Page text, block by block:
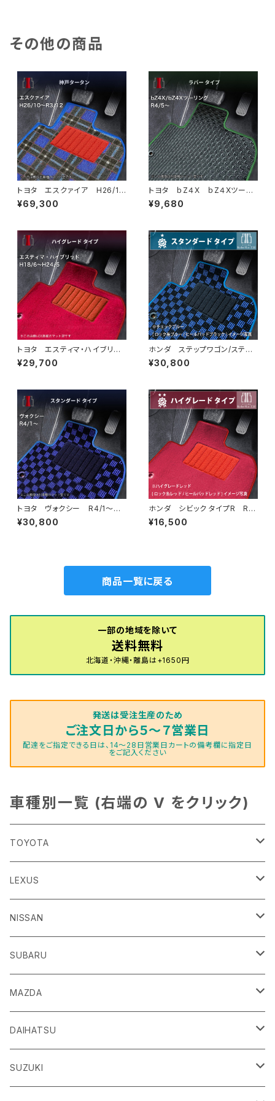
その他の商品
トヨタ エスクァイア H26/1
0〜R3/12 80系 フロアマッ
ト一式 カーマット 神戸タータ
¥69,300
トヨタ ｂZ４X ｂZ４Xツーリ
ング R4/5~ XEAM10・XEA
M11・XEAM12・XEAM15・XEA
タイプ bz4x
¥9,680
トヨタ エスティマ・ハイブリッ
ド H18/6〜H24/5（前期） 2
0系 フロアマット一式 カーマ
¥29,700
ホンダ ステップワゴン/ステッ
プワゴンスパーダ R4/5〜 R
P6/7/8 フロアマット一式 カ
¥30,800
トヨタ ヴォクシー R4/1〜
90系 ラゲッジ・ステップマット
付 フロアマット一式 カーマッ
¥30,800
ホンダ シビック タイプR R4/
9〜 FL5 フロアマット一式
カーマット ハイグレードタイプ
¥16,500
商品一覧に戻る
一部の地域を除いて
送料無料
北海道・沖縄・離島は+1650円
発送は受注生産のため
ご注文日から５～７営業日
配達をご指定できる日は、14～28日営業日カートの備考欄に指定日
をご記入ください
車種別一覧 (右端の V をクリック)
TOYOTA
86
H24/4～R3/8 ZN6
GR86
R3/10～ ZN8
ｂＢ
H17/12～H28/8 20系
ｂZ４X
R4/5~ XEAM10/11/15・YEAM15
Ｃ-ＨＲ
H28/12~ 10/50系
ＦＪクルーザー
LEXUS
ＣＴ
H23/1～R4/11
ＥＳ
H30/10～
ＧＳ
H24/1～R2/7
ＨＳ
H21/7～H30/3
ＩＳ
NISSAN
ＡＤ
H18/12～ Y12
ＧＴ－Ｒ
H19/12～ R35
ＮＴ１００クリッパートラック
H25/12～ DR16T
ＮV１００クリッパーバン/リオ
SUBARU
ＢＲＺ
H24/3～R3/8 ZC6
R3/8～ ZD8
ＷＲＸ Ｓ４/ＳＴＩ
H26/8～R3/3 VA系
ＸＶ/ＸＶハイブリット
MAZDA
ＣＸ－３
H27/2～ DK系
ＣＸ－５
DAIHATSU
アトレー
SUZUKI